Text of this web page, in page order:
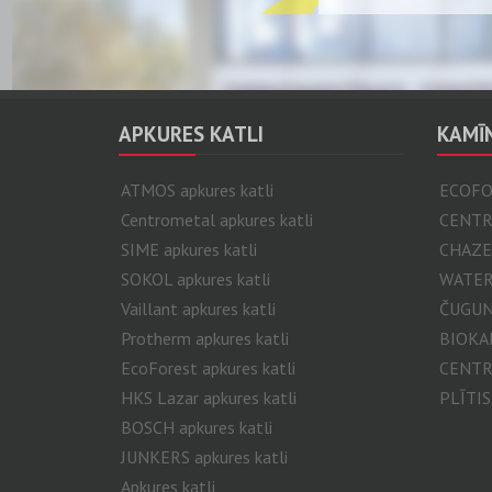
Plašs
APKURES KATLI
ATMOS apkures katli
Centrometal apkures katli
SIME apkures katli
SOKOL apkures katli
Vaillant apkures katli
Protherm apkures katli
EcoForest apkures katli
HKS Lazar apkures katli
BOSCH apkures katli
JUNKERS apkures katli
Apkures katli
PLĪTIS